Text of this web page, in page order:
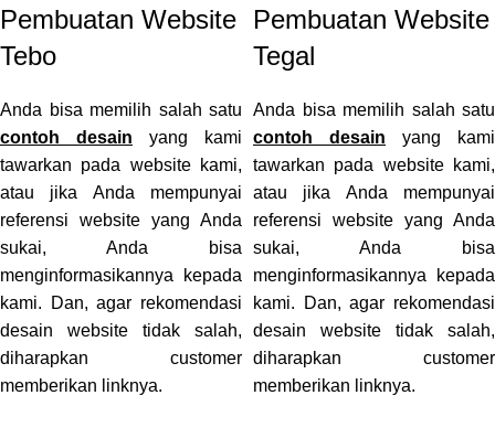
Pembuatan Website
Tebo
Anda bisa memilih salah satu
contoh desain yang kami
tawarkan pada website kami,
atau jika Anda mempunyai
referensi website yang Anda
sukai, Anda bisa
menginformasikannya kepada
kami. Dan, agar rekomendasi
desain website tidak salah,
diharapkan customer
memberikan linknya.
Pembuatan Website
Tegal
Anda bisa memilih salah satu
contoh desain yang kami
tawarkan pada website kami,
atau jika Anda mempunyai
referensi website yang Anda
sukai, Anda bisa
menginformasikannya kepada
kami. Dan, agar rekomendasi
desain website tidak salah,
diharapkan customer
memberikan linknya.